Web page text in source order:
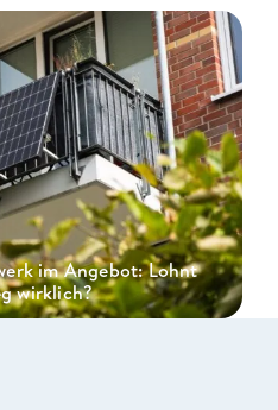
im Angebot: Lohnt
wirklich?